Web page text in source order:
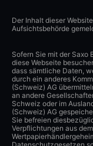
Der Inhalt dieser
Aufsichtsbehörde
Sofern Sie mit der Saxo
diese Webseite
dass sämtliche Daten,
durch ein anderes
(Schweiz) AG
an andere
Schweiz oder im
(Schweiz) AG
Sie befreien
Verpflichtungen aus